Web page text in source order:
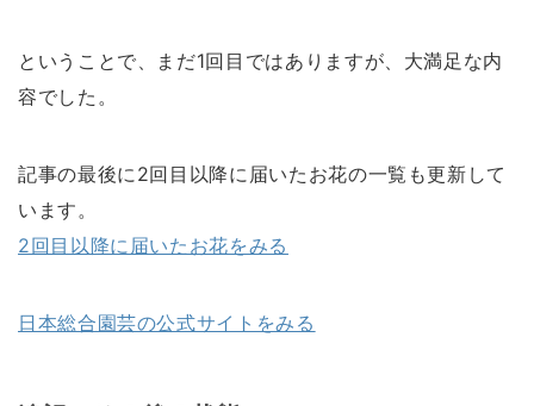
ということで、まだ1回目ではありますが、大満足な内
容でした。
記事の最後に2回目以降に届いたお花の一覧も更新して
います。
2回目以降に届いたお花をみる
日本総合園芸の公式サイトをみる